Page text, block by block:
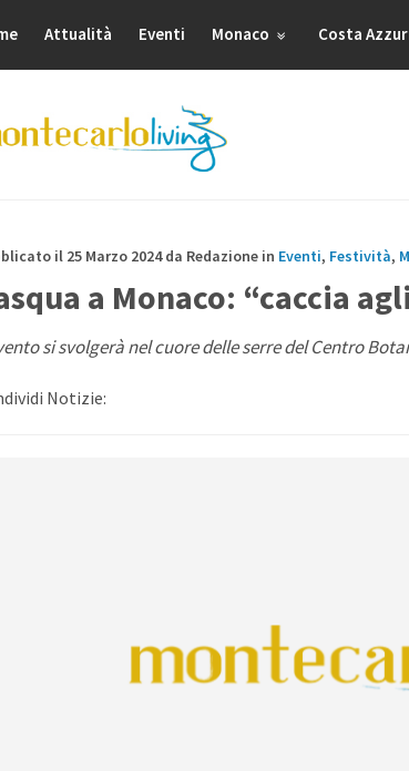
Attualità Eventi Monaco Costa
il 25 Marzo 2024 da Redazione in Eventi, Festività,
a Monaco: “caccia
si svolgerà nel cuore delle serre del Centro
Notizie: